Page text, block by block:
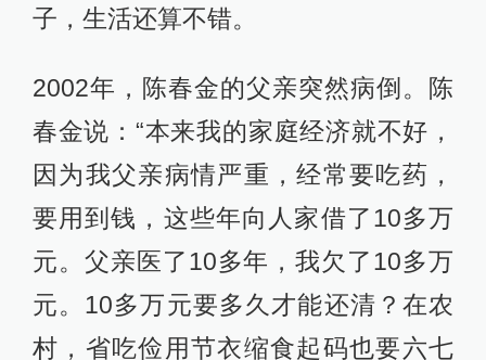
子，生活还算不错。
2002年，陈春金的父亲突然病倒。陈
春金说：“本来我的家庭经济就不好，
因为我父亲病情严重，经常要吃药，
要用到钱，这些年向人家借了10多万
元。父亲医了10多年，我欠了10多万
元。10多万元要多久才能还清？在农
村，省吃俭用节衣缩食起码也要六七